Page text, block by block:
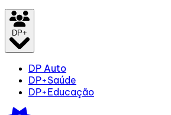
DP+
DP Auto
DP+Saúde
DP+Educação